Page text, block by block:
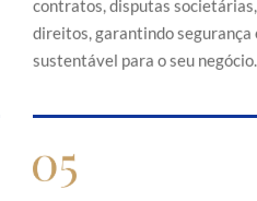
contratos, disputas
direitos, garantindo segurança
sustentável para o seu negócio.
crescimento sustentável